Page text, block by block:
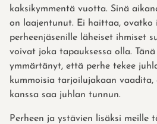
kaksikymmentä vuotta. Sinä
on laajentunut. Ei haittaa, ovatko
perheenjäsenille läheiset ihmiset
voivat joka tapauksessa olla.
ymmärtänyt, että perhe tekee
kummoisia tarjoilujakaan
kanssa saa juhlan tunnun.
Perheen ja ystävien lisäksi meille